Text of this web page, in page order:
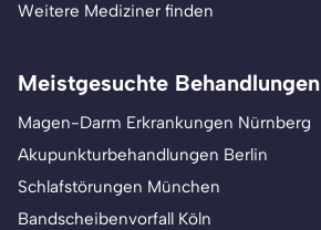
Weitere Mediziner finden
Meistgesuchte Behandlungen
Magen-Darm Erkrankungen Nürnberg
Akupunkturbehandlungen Berlin
Schlafstörungen München
Bandscheibenvorfall Köln